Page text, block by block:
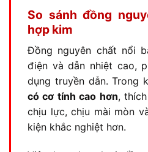
So sánh đồng
hợp kim
Đồng nguyên chất nổi
điện và dẫn nhiệt cao,
dụng truyền dẫn. Trong
có cơ tính cao hơn,
chịu lực, chịu mài mòn
kiện khắc nghiệt hơn.